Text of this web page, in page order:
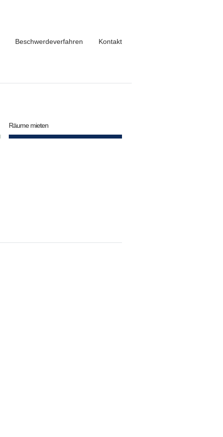
Beschwerdeverfahren Kontakt
Räume mieten